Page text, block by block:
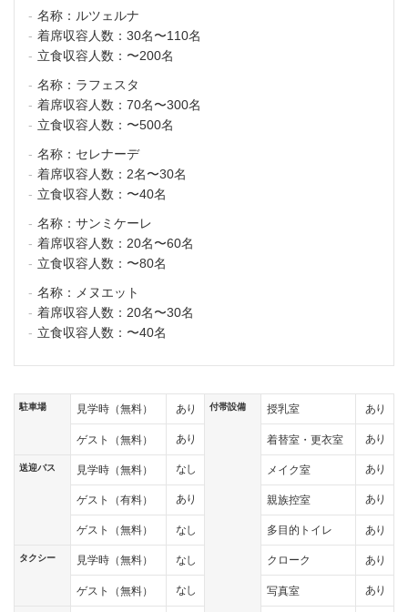
名称： ルツェルナ
着席収容人数： 30名〜110名
立食収容人数： 〜200名
名称： ラフェスタ
着席収容人数： 70名〜300名
立食収容人数： 〜500名
名称： セレナーデ
着席収容人数： 2名〜30名
立食収容人数： 〜40名
名称： サンミケーレ
着席収容人数： 20名〜60名
立食収容人数： 〜80名
名称： メヌエット
着席収容人数： 20名〜30名
立食収容人数： 〜40名
駐車場 見学時（無料） あり
ゲスト（無料） あり
送迎バス 見学時（無料） なし
ゲスト（有料） あり
ゲスト（無料） なし
タクシー 見学時（無料） なし
ゲスト（無料） なし
付帯設備 授乳室 あり
着替室・更衣室 あり
メイク室 あり
親族控室 あり
多目的トイレ あり
クローク あり
写真室 あり